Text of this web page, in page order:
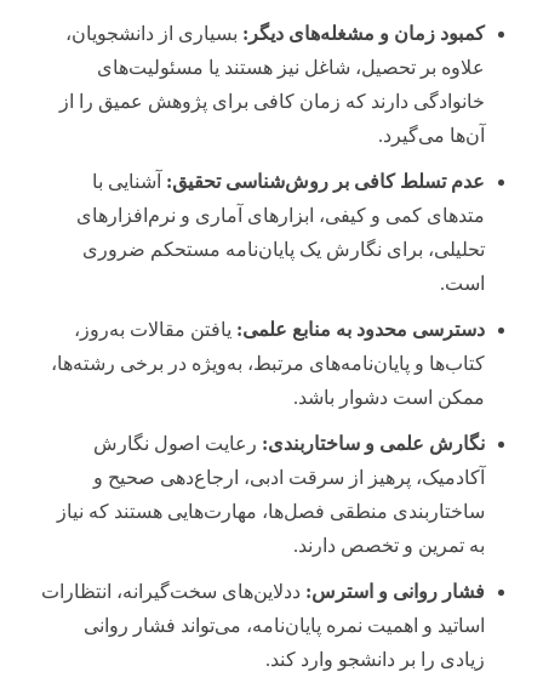
کمبود زمان و مشغله‌های دیگر: بسیاری از دانشجویان،
علاوه بر تحصیل، شاغل نیز هستند یا مسئولیت‌های
خانوادگی دارند که زمان کافی برای پژوهش عمیق را از
آن‌ها می‌گیرد.
عدم تسلط کافی بر روش‌شناسی تحقیق: آشنایی با
متدهای کمی و کیفی، ابزارهای آماری و نرم‌افزارهای
تحلیلی، برای نگارش یک پایان‌نامه مستحکم ضروری
است.
دسترسی محدود به منابع علمی: یافتن مقالات به‌روز،
کتاب‌ها و پایان‌نامه‌های مرتبط، به‌ویژه در برخی رشته‌ها،
ممکن است دشوار باشد.
نگارش علمی و ساختاربندی: رعایت اصول نگارش
آکادمیک، پرهیز از سرقت ادبی، ارجاع‌دهی صحیح و
ساختاربندی منطقی فصل‌ها، مهارت‌هایی هستند که نیاز
به تمرین و تخصص دارند.
فشار روانی و استرس: ددلاین‌های سخت‌گیرانه، انتظارات
اساتید و اهمیت نمره پایان‌نامه، می‌تواند فشار روانی
زیادی را بر دانشجو وارد کند.